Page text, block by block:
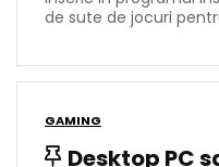
de sute de jocuri
GAMING
Desktop PC